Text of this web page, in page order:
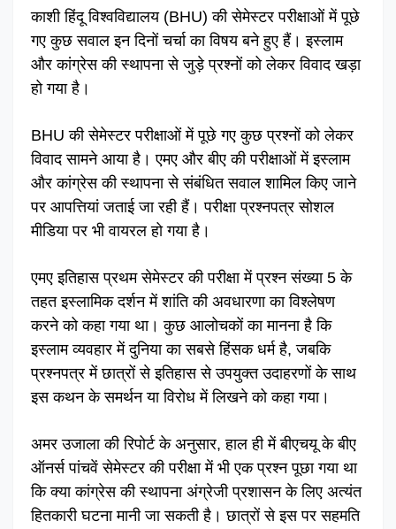
काशी हिंदू विश्वविद्यालय (BHU) की सेमेस्टर परीक्षाओं में पूछे
गए कुछ सवाल इन दिनों चर्चा का विषय बने हुए हैं। इस्लाम
और कांग्रेस की स्थापना से जुड़े प्रश्नों को लेकर विवाद खड़ा
हो गया है।
BHU की सेमेस्टर परीक्षाओं में पूछे गए कुछ प्रश्नों को लेकर
विवाद सामने आया है। एमए और बीए की परीक्षाओं में इस्लाम
और कांग्रेस की स्थापना से संबंधित सवाल शामिल किए जाने
पर आपत्तियां जताई जा रही हैं। परीक्षा प्रश्नपत्र सोशल
मीडिया पर भी वायरल हो गया है।
एमए इतिहास प्रथम सेमेस्टर की परीक्षा में प्रश्न संख्या 5 के
तहत इस्लामिक दर्शन में शांति की अवधारणा का विश्लेषण
करने को कहा गया था। कुछ आलोचकों का मानना है कि
इस्लाम व्यवहार में दुनिया का सबसे हिंसक धर्म है, जबकि
प्रश्नपत्र में छात्रों से इतिहास से उपयुक्त उदाहरणों के साथ
इस कथन के समर्थन या विरोध में लिखने को कहा गया।
अमर उजाला की रिपोर्ट के अनुसार, हाल ही में बीएचयू के बीए
ऑनर्स पांचवें सेमेस्टर की परीक्षा में भी एक प्रश्न पूछा गया था
कि क्या कांग्रेस की स्थापना अंग्रेजी प्रशासन के लिए अत्यंत
हितकारी घटना मानी जा सकती है। छात्रों से इस पर सहमति